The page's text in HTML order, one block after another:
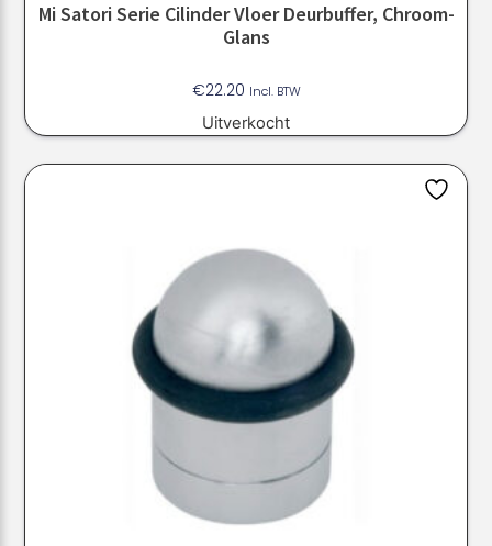
Mi Satori Serie Cilinder Vloer Deurbuffer, Chroom-
Glans
€22.20 Incl. BTW
Uitverkocht